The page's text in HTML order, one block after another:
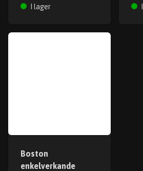
I lager
Boston
enkelverkande